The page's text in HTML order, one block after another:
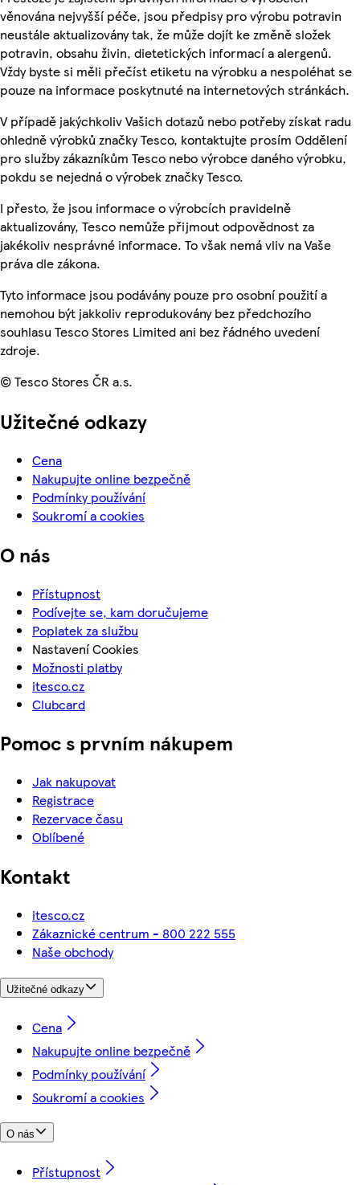
věnována nejvyšší péče, jsou předpisy pro výrobu potravin
neustále aktualizovány tak, že může dojít ke změně složek
potravin, obsahu živin, dietetických informací a alergenů.
Vždy byste si měli přečíst etiketu na výrobku a nespoléhat se
pouze na informace poskytnuté na internetových stránkách.
V případě jakýchkoliv Vašich dotazů nebo potřeby získat radu
ohledně výrobků značky Tesco, kontaktujte prosím Oddělení
pro služby zákazníkům Tesco nebo výrobce daného výrobku,
pokdu se nejedná o výrobek značky Tesco.
I přesto, že jsou informace o výrobcích pravidelně
aktualizovány, Tesco nemůže přijmout odpovědnost za
jakékoliv nesprávné informace. To však nemá vliv na Vaše
práva dle zákona.
Tyto informace jsou podávány pouze pro osobní použití a
nemohou být jakkoliv reprodukovány bez předchozího
souhlasu Tesco Stores Limited ani bez řádného uvedení
zdroje.
© Tesco Stores ČR a.s.
Užitečné odkazy
Cena
Nakupujte online bezpečně
Podmínky používání
Soukromí a cookies
O nás
Přístupnost
Podívejte se, kam doručujeme
Poplatek za službu
Nastavení Cookies
Možnosti platby
itesco.cz
Clubcard
Pomoc s prvním nákupem
Jak nakupovat
Registrace
Rezervace času
Oblíbené
Kontakt
itesco.cz
Zákaznické centrum - 800 222 555
Naše obchody
Užitečné odkazy
Cena
Nakupujte online bezpečně
Podmínky používání
Soukromí a cookies
O nás
Přístupnost